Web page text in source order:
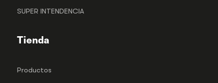
SUPER INTENDENCIA
Tienda
Productos